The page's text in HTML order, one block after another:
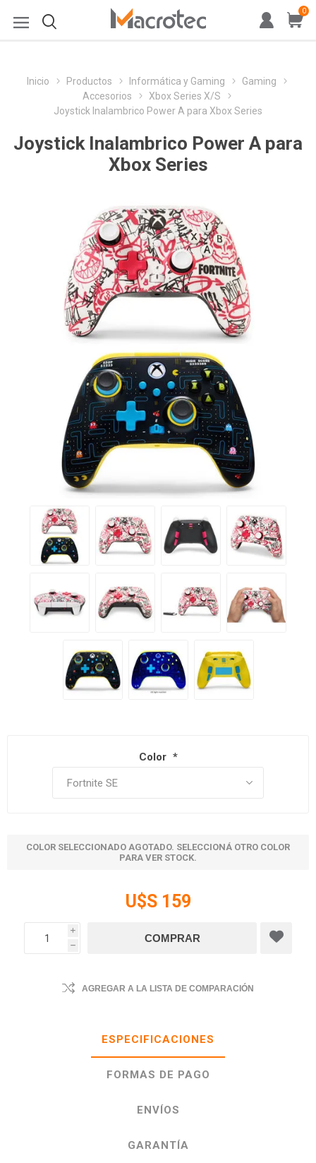
0
Inicio Productos Informática y Gaming
Gaming
Accesorios
Xbox Series X/S
Joystick Inalambrico Power A para Xbox Series
Joystick Inalambrico Power A para
Xbox Series
Color *
COLOR SELECCIONADO AGOTADO. SELECCIONÁ OTRO COLOR
PARA VER STOCK.
U$S 159
i
h
AGREGAR A LA LISTA DE COMPARACIÓN
ESPECIFICACIONES
FORMAS DE PAGO
ENVÍOS
GARANTÍA